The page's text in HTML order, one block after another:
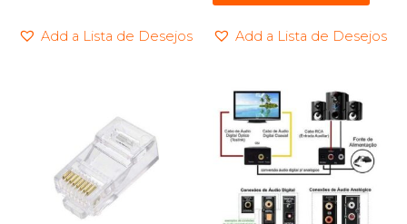
Add a Lista de Desejos Add a Lista de Desejos